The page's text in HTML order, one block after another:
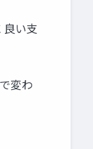
良い支
変わ